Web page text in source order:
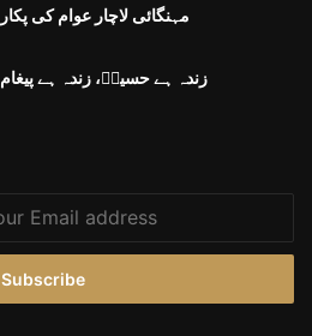
The Inflation Burden | مہنگائی لاچار عوام کی پکار
Legacy of sacrifices | زندہ ہے حسینؓ، زندہ ہے پیغام